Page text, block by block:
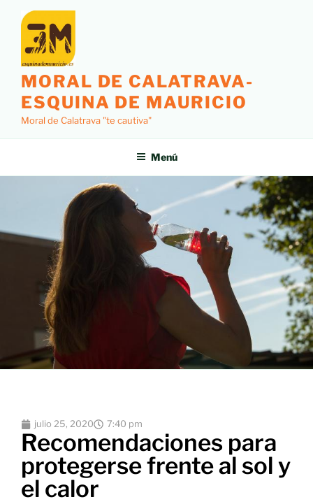
MORAL DE CALATRAVA-
ESQUINA DE MAURICIO
Moral de Calatrava "te cautiva"
Menú
julio 25, 2020 7:40 pm
Recomendaciones para
protegerse frente al sol y
el calor